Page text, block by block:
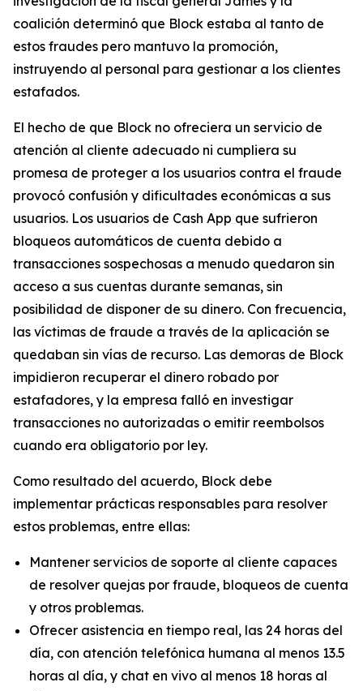
coalición determinó que Block estaba al tanto de
estos fraudes pero mantuvo la promoción,
instruyendo al personal para gestionar a los clientes
estafados.
El hecho de que Block no ofreciera un servicio de
atención al cliente adecuado ni cumpliera su
promesa de proteger a los usuarios contra el fraude
provocó confusión y dificultades económicas a sus
usuarios. Los usuarios de Cash App que sufrieron
bloqueos automáticos de cuenta debido a
transacciones sospechosas a menudo quedaron sin
acceso a sus cuentas durante semanas, sin
posibilidad de disponer de su dinero. Con frecuencia,
las víctimas de fraude a través de la aplicación se
quedaban sin vías de recurso. Las demoras de Block
impidieron recuperar el dinero robado por
estafadores, y la empresa falló en investigar
transacciones no autorizadas o emitir reembolsos
cuando era obligatorio por ley.
Como resultado del acuerdo, Block debe
implementar prácticas responsables para resolver
estos problemas, entre ellas:
Mantener servicios de soporte al cliente capaces
de resolver quejas por fraude, bloqueos de cuenta
y otros problemas.
Ofrecer asistencia en tiempo real, las 24 horas del
día, con atención telefónica humana al menos 13.5
horas al día, y chat en vivo al menos 18 horas al